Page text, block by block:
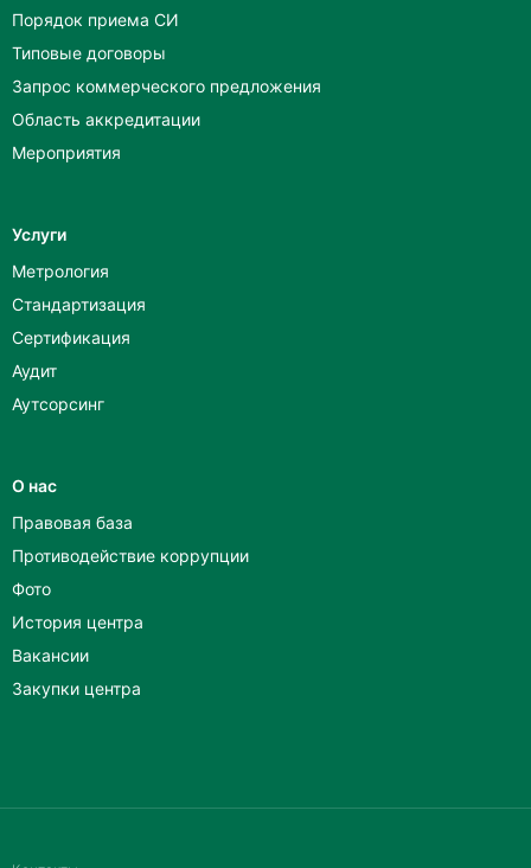
Порядок приема СИ
Типовые договоры
Запрос коммерческого предложения
Область аккредитации
Мероприятия
Услуги
Метрология
Стандартизация
Сертификация
Аудит
Аутсорсинг
О нас
Правовая база
Противодействие коррупции
Фото
История центра
Вакансии
Закупки центра